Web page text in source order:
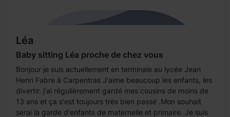
Léa
Baby sitting Léa proche de chez vous
Bonjour je suis actuellement en terminale au lycée Jean
Henri Fabre à Carpentras J'aime beaucoup les enfants, les
divertir. j'ai régulièrement gardé mes cousins de moins de
13 ans et ça s'est toujours très bien passé .Mon souhait
serai la garde d'enfants de maternelle et primaire. Je suis